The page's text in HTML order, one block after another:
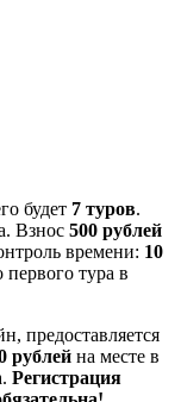
будет 7 туров.
Взнос 500 рублей
времени: 10
тура в
предоставляется
рублей на месте в
Регистрация